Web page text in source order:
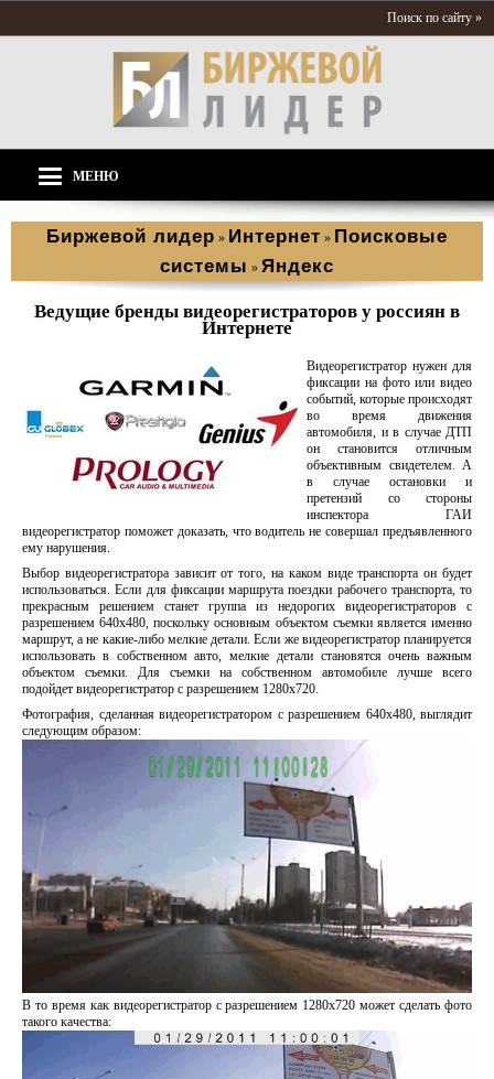
Поиск по сайту »
МЕНЮ
Биржевой лидер » Интернет » Поисковые
системы » Яндекс
Ведущие бренды видеорегистраторов у россиян в
Интернете
Видеорегистратор нужен для
фиксации на фото или видео
событий, которые происходят
во время движения
автомобиля, и в случае ДТП
он становится отличным
объективным свидетелем. А
в случае остановки и
претензий со стороны
инспектора ГАИ
видеорегистратор поможет доказать, что водитель не совершал предъявленного
ему нарушения.
Выбор видеорегистратора зависит от того, на каком виде транспорта он будет
использоваться. Если для фиксации маршрута поездки рабочего транспорта, то
прекрасным решением станет группа из недорогих видеорегистраторов с
разрешением 640x480, поскольку основным объектом съемки является именно
маршрут, а не какие-либо мелкие детали. Если же видеорегистратор планируется
использовать в собственном авто, мелкие детали становятся очень важным
объектом съемки. Для съемки на собственном автомобиле лучше всего
подойдет видеорегистратор с разрешением 1280x720.
Фотография, сделанная видеорегистратором с разрешением 640x480, выглядит
следующим образом:
В то время как видеорегистратор с разрешением 1280x720 может сделать фото
такого качества: